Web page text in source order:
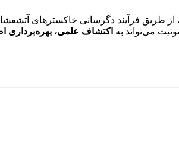
از طریق فرآیند دگرسانی خاکسترهای
می‌تواند به اکتشاف علمی، بهره‌برداری